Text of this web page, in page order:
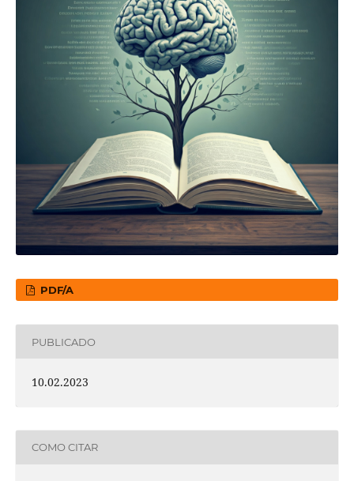
PDF/A
PUBLICADO
10.02.2023
COMO CITAR